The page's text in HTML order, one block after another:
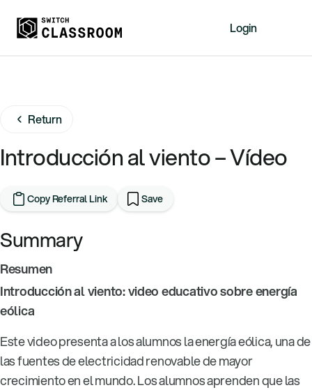
About
Events
Login
Free Resources
Return
Introducción al viento – Vídeo
Copy Referral Link Save
Summary
Resumen
Introducción al viento: video educativo sobre energía
eólica
Este video presenta a los alumnos la energía eólica, una de
las fuentes de electricidad renovable de mayor
crecimiento en el mundo. Los alumnos aprenden que las